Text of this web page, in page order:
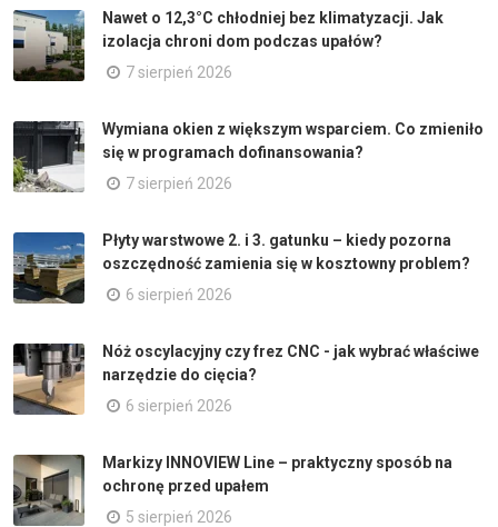
Nawet o 12,3°C chłodniej bez klimatyzacji. Jak
izolacja chroni dom podczas upałów?
7 sierpień 2026
Wymiana okien z większym wsparciem. Co zmieniło
się w programach dofinansowania?
7 sierpień 2026
Płyty warstwowe 2. i 3. gatunku – kiedy pozorna
oszczędność zamienia się w kosztowny problem?
6 sierpień 2026
Nóż oscylacyjny czy frez CNC - jak wybrać właściwe
narzędzie do cięcia?
6 sierpień 2026
Markizy INNOVIEW Line – praktyczny sposób na
ochronę przed upałem
5 sierpień 2026